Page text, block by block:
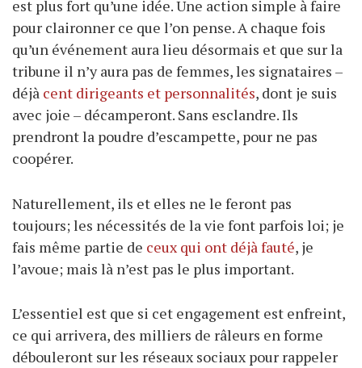
est plus fort qu’une idée. Une action simple à faire
pour claironner ce que l’on pense. A chaque fois
qu’un événement aura lieu désormais et que sur la
tribune il n’y aura pas de femmes, les signataires –
déjà cent dirigeants et personnalités, dont je suis
avec joie – décamperont. Sans esclandre. Ils
prendront la poudre d’escampette, pour ne pas
coopérer.
Naturellement, ils et elles ne le feront pas
toujours; les nécessités de la vie font parfois loi; je
fais même partie de ceux qui ont déjà fauté, je
l’avoue; mais là n’est pas le plus important.
L’essentiel est que si cet engagement est enfreint,
ce qui arrivera, des milliers de râleurs en forme
débouleront sur les réseaux sociaux pour rappeler